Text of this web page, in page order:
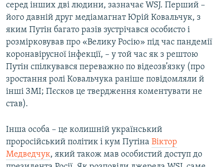
серед інших дві людини, зазначає WSJ. Перший –
його давній друг медіамагнат Юрій Ковальчук, з
яким Путін багато разів зустрічався особисто і
розмірковував про «Велику Росію» під час пандемії
коронавірусної інфекції, – у той час як з рештою
Путін спілкувався переважно по відеозв’язку (про
зростання ролі Ковальчука раніше повідомляли й
інші ЗМІ; Пєсков це твердження коментувати не
став).
Інша особа – це колишній український
проросійський політик і кум Путіна Віктор
Медведчук, який також мав особистий доступ до